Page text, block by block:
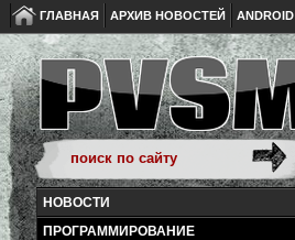
ГЛАВНАЯ АРХИВ НОВОСТЕЙ ANDROID
НОВОСТИ
ПРОГРАММИРОВАНИЕ